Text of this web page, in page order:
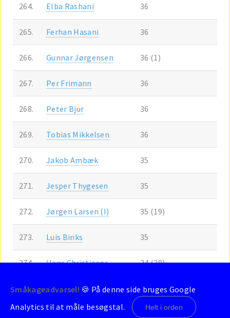
264. Elba Rashani 36
265. Ferhan Hasani 36
266. Gunnar Jørgensen 36 (1)
267. Per Frimann 36
268. Peter Bjur 36
269. Tobias Mikkelsen 36
270. Jakob Ambæk 35
271. Jesper Thygesen 35
272. Jørgen Larsen (I) 35 (19)
273. Luis Binks 35
274. Hans Christiaens 34 (28)
275. Martin D. Smith 34
276. Steen Gammelgaard
Småkageadvarsel! 🍪 På denne side bruges Google
Analytics til at måle besøgstal.
Helt i orden